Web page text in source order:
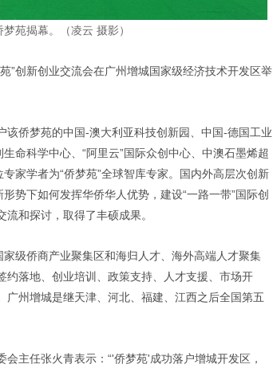
苑揭幕。（凌云 摄影）
”创新创业交流会在广州增城国家级经济技术开发区举
该侨梦苑的中国-澳大利亚科技创新园、中国-德国工业
生命科学中心、“阿里云”国际众创中心、中澳石墨烯超
专家学者为“侨梦苑”全球智库专家。国内外高层次创新
势下如何发挥华侨华人优势，建设“一路一带”国际创
和探讨，取得了丰硕成果。
级侨商产业聚集区和海归人才、海外高端人才聚集
约落地、创业培训、政策支持、人才支援、市场开
州增城是继天津、河北、福建、江西之后全国第五
会主任张火青表示：“'侨梦苑'成功落户增城开发区，